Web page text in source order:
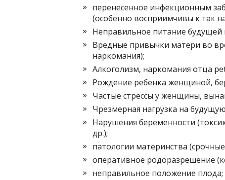
перенесенное инфекционным
(особенно восприимчивы к так
Неправильное питание
Вредные привычки матери во
наркомания);
Алкоголизм, наркомания отца
Рождение ребенка женщиной,
Частые стрессы у женщины,
Чрезмерная нагрузка на
Нарушения беременности
др.);
патологии материнства
оперативное родоразрешение
неправильное положение плода;